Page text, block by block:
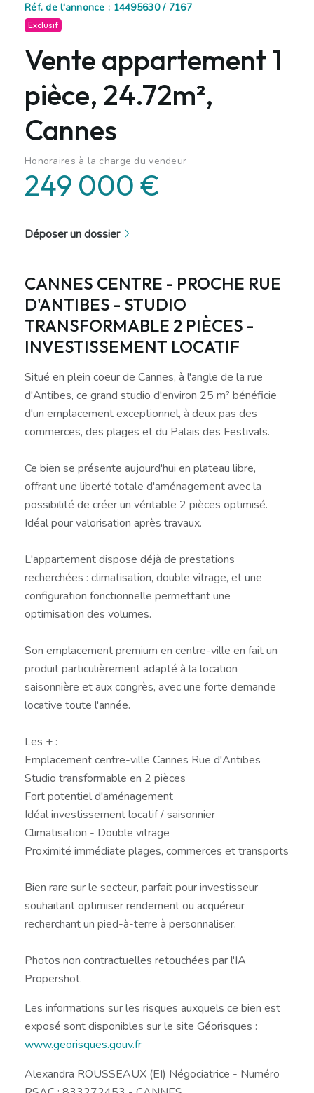
Réf. de l'annonce : 14495630 / 7167
Exclusif
Vente appartement 1
pièce, 24.72m²,
Cannes
Honoraires à la charge du vendeur
249 000 €
Déposer un dossier
CANNES CENTRE - PROCHE RUE
D'ANTIBES - STUDIO
TRANSFORMABLE 2 PIÈCES -
INVESTISSEMENT LOCATIF
Situé en plein coeur de Cannes, à l'angle de la rue
d'Antibes, ce grand studio d'environ 25 m² bénéficie
d'un emplacement exceptionnel, à deux pas des
commerces, des plages et du Palais des Festivals.
Ce bien se présente aujourd'hui en plateau libre,
offrant une liberté totale d'aménagement avec la
possibilité de créer un véritable 2 pièces optimisé.
Idéal pour valorisation après travaux.
L'appartement dispose déjà de prestations
recherchées : climatisation, double vitrage, et une
configuration fonctionnelle permettant une
optimisation des volumes.
Son emplacement premium en centre-ville en fait un
produit particulièrement adapté à la location
saisonnière et aux congrès, avec une forte demande
locative toute l'année.
Les + :
Emplacement centre-ville Cannes Rue d'Antibes
Studio transformable en 2 pièces
Fort potentiel d'aménagement
Idéal investissement locatif / saisonnier
Climatisation - Double vitrage
Proximité immédiate plages, commerces et transports
Bien rare sur le secteur, parfait pour investisseur
souhaitant optimiser rendement ou acquéreur
recherchant un pied-à-terre à personnaliser.
Photos non contractuelles retouchées par l'IA
Propershot.
Les informations sur les risques auxquels ce bien est
exposé sont disponibles sur le site Géorisques :
www.georisques.gouv.fr
Alexandra ROUSSEAUX (EI) Négociatrice - Numéro